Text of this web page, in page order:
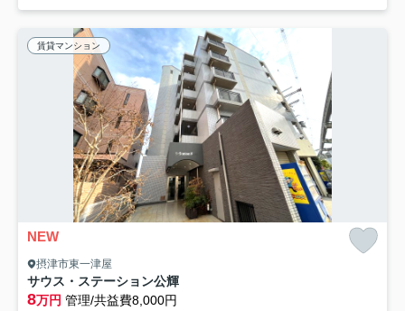
賃貸マンション
NEW
摂津市東一津屋
サウス・ステーション公輝
8万円 管理/共益費8,000円